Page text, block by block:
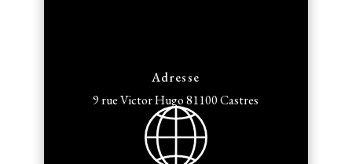
Adresse
9 rue Victor Hugo 81100 Castres